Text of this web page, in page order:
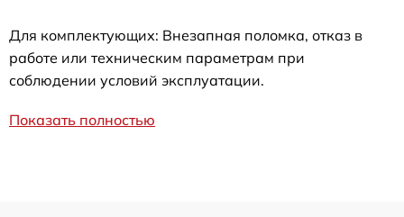
Для комплектующих: Внезапная поломка, отказ в
работе или техническим параметрам при
соблюдении условий эксплуатации.
Показать полностью